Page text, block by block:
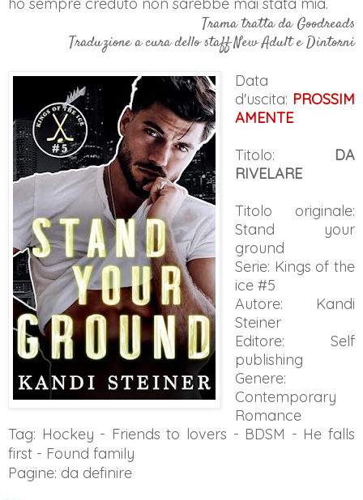
ho sempre creduto non sarebbe mai stata mia.
Trama tratta da Goodreads
Traduzione a cura dello staff New Adult e Dintorni
Data
d'uscita: PROSSIM
AMENTE
Titolo: DA
RIVELARE
Titolo originale:
Stand your
ground
Serie: Kings of the
ice #5
Autore: Kandi
Steiner
Editore: Self
publishing
Genere:
Contemporary
Romance
Tag: Hockey - Friends to lovers - BDSM - He falls
first - Found family
Pagine: da definire